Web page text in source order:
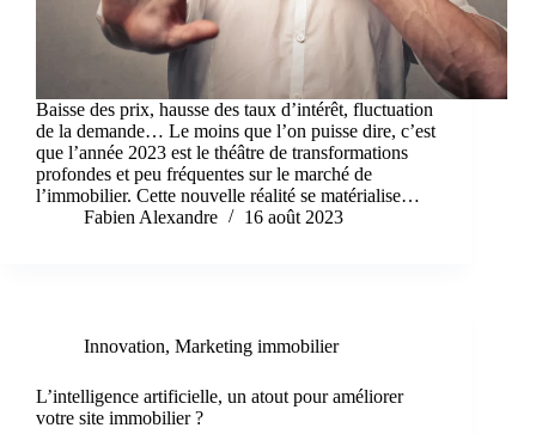
Baisse des prix, hausse des taux d’intérêt, fluctuation
de la demande… Le moins que l’on puisse dire, c’est
que l’année 2023 est le théâtre de transformations
profondes et peu fréquentes sur le marché de
l’immobilier. Cette nouvelle réalité se matérialise…
Fabien Alexandre
16 août 2023
Innovation, Marketing immobilier
L’intelligence artificielle, un atout pour améliorer
votre site immobilier ?